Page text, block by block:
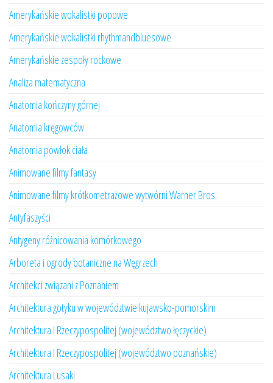
Amerykańskie wokalistki popowe
Amerykańskie wokalistki rhythmandbluesowe
Amerykańskie zespoły rockowe
Analiza matematyczna
Anatomia kończyny górnej
Anatomia kręgowców
Anatomia powłok ciała
Animowane filmy fantasy
Animowane filmy krótkometrażowe wytwórni Warner Bros.
Antyfaszyści
Antygeny różnicowania komórkowego
Arboreta i ogrody botaniczne na Węgrzech
Architekci związani z Poznaniem
Architektura gotyku w województwie kujawsko-pomorskim
Architektura I Rzeczypospolitej (województwo łęczyckie)
Architektura I Rzeczypospolitej (województwo poznańskie)
Architektura Lusaki